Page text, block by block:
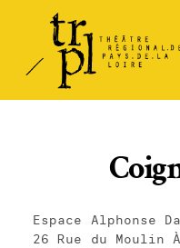
TRPL -
Théâtre
Régional
Espace Alphonse
26 Rue du Moulin